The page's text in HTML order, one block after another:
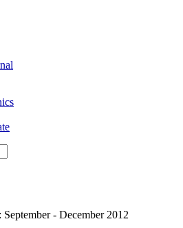
- December 2012